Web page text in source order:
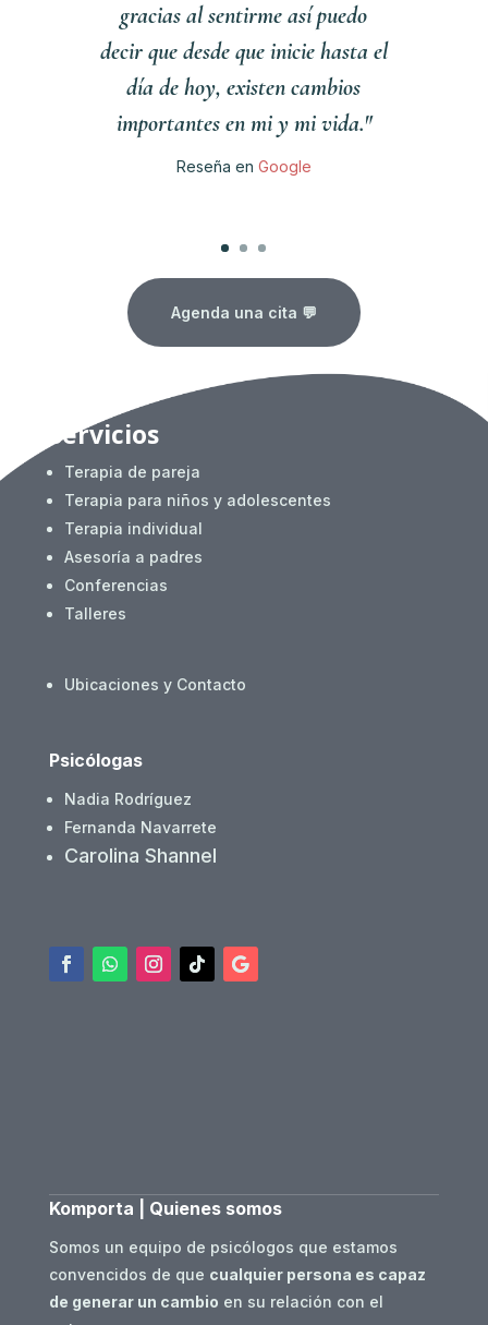
gracias al sentirme así puedo
decir que desde que inicie hasta el
día de hoy, existen cambios
importantes en mi y mi vida."
Reseña en Google
Agenda una cita 💬
Servicios
Terapia de pareja
Terapia para niños y adolescentes
Terapia individual
Asesoría a padres
Conferencias
Talleres
Ubicaciones y Contacto
Psicólogas
Nadia Rodríguez
Fernanda Navarrete
Carolina Shannel
Komporta | Quienes somos
Somos un equipo de psicólogos que estamos
convencidos de que cualquier persona es capaz
de generar un cambio en su relación con el